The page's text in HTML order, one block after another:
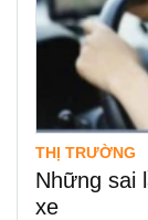
THỊ TRƯỜNG
Những sai
xe